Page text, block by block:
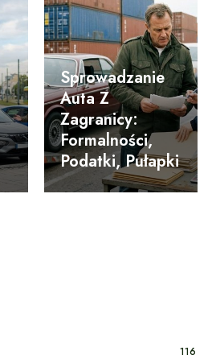
Sprowadzanie
Auta Z
Zagranicy:
Formalności,
Podatki, Pułapki
116